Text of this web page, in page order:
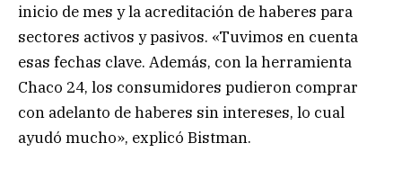
inicio de mes y la acreditación de haberes para
sectores activos y pasivos. «Tuvimos en cuenta
esas fechas clave. Además, con la herramienta
Chaco 24, los consumidores pudieron comprar
con adelanto de haberes sin intereses, lo cual
ayudó mucho», explicó Bistman.